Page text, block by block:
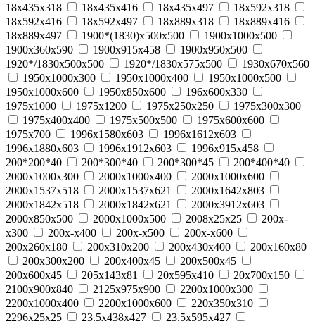
18x435x318
18x435x416 18x435x497
18x592x318
18x592x416
18x592x497 18x889x318
18x889x416
18x889x497
1900*(1830)x500x500
1900x1000x500
1900x360x590
1900x915x458
1900x950x500
1920*/1830x500x500
1920*/1830x575x500
1930x670x560
1950x1000x300
1950x1000x400
1950x1000x500
1950x1000x600
1950x850x600
196x600x330
1975x1000
1975x1200 1975x250x250
1975x300x300
1975x400x400
1975x500x500
1975x600x600
1975x700
1996x1580x603
1996x1612x603
1996x1880x603
1996x1912x603
1996x915x458
200*200*40
200*300*40 200*300*45
200*400*40
2000x1000x300
2000x1000x400
2000x1000x600
2000x1537x518
2000x1537x621
2000x1642x803
2000x1842x518
2000x1842x621
2000x3912x603
2000x850x500
2000х1000х500 2008x25x25
200x-
x300
200x-x400 200x-x500
200x-x600
200x260x180
200x310x200 200x430x400
200х160х80
200х300х200
200х400х45
200х500х45
200х600х45
205x143x81 20x595x410
20x700x150
2100x900x840
2125x975x900
2200x1000x300
2200x1000x400
2200x1000x600
220x350x310
2296x25x25
23.5x438x427
23.5x595x427